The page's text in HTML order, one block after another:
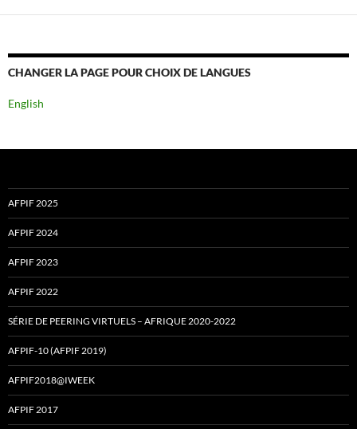
CHANGER LA PAGE POUR CHOIX DE LANGUES
English
AFPIF 2025
AFPIF 2024
AFPIF 2023
AFPIF 2022
SÉRIE DE PEERING VIRTUELS – AFRIQUE 2020-2022
AFPIF-10 (AFPIF 2019)
AFPIF2018@IWEEK
AFPIF 2017